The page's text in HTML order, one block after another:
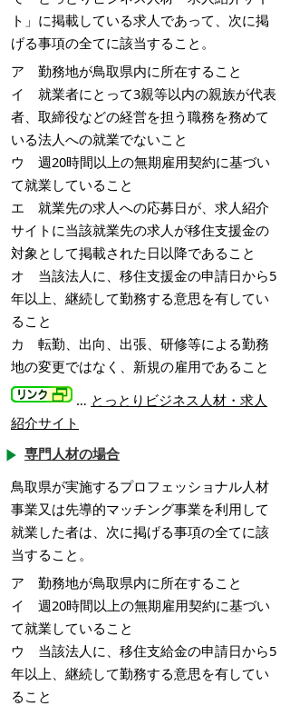
ト」に掲載している求人であって、次に掲
げる事項の全てに該当すること。
ア 勤務地が鳥取県内に所在すること
イ 就業者にとって3親等以内の親族が代表
者、取締役などの経営を担う職務を務めて
いる法人への就業でないこと
ウ 週20時間以上の無期雇用契約に基づい
て就業していること
エ 就業先の求人への応募日が、求人紹介
サイトに当該就業先の求人が移住支援金の
対象として掲載された日以降であること
オ 当該法人に、移住支援金の申請日から5
年以上、継続して勤務する意思を有してい
ること
カ 転勤、出向、出張、研修等による勤務
地の変更ではなく、新規の雇用であること
… とっとりビジネス人材・求人
紹介サイト
専門人材の場合
鳥取県が実施するプロフェッショナル人材
事業又は先導的マッチング事業を利用して
就業した者は、次に掲げる事項の全てに該
当すること。
ア 勤務地が鳥取県内に所在すること
イ 週20時間以上の無期雇用契約に基づい
て就業していること
ウ 当該法人に、移住支給金の申請日から5
年以上、継続して勤務する意思を有してい
ること